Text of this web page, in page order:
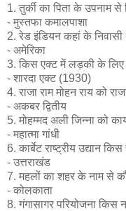
1. तुर्की का पिता के उपनाम से
- मुस्तफा कमालपाशा
2. रेड इंडियन कहां के
- अमेरिका
3. किस एक्ट में लड़की के लिए
- शारदा एक्ट (1930)
4. राजा राम मोहन राय को
- अकबर द्वितीय
5. मोहम्मद अली जिन्ना को
- महात्मा गांधी
6. कार्बेट राष्ट्रीय उद्यान
- उत्तराखंड
7. महलों का शहर के नाम से
- कोलकाता
8. गंगासागर परियोजना किस